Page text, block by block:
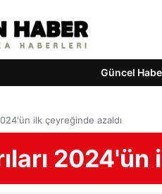
Güncel
ilk çeyreğinde azaldı